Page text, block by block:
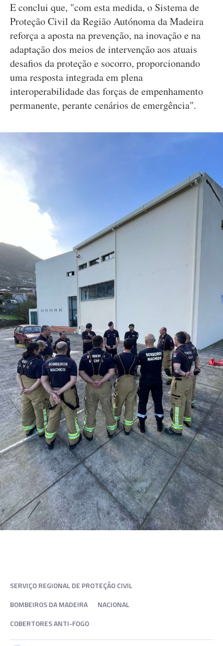
E conclui que, "com esta medida, o Sistema de
Proteção Civil da Região Autónoma da Madeira
reforça a aposta na prevenção, na inovação e na
adaptação dos meios de intervenção aos atuais
desafios da proteção e socorro, proporcionando
uma resposta integrada em plena
interoperabilidade das forças de empenhamento
permanente, perante cenários de emergência".
SERVIÇO REGIONAL DE PROTEÇÃO CIVIL
BOMBEIROS DA MADEIRA
NACIONAL
COBERTORES ANTI-FOGO